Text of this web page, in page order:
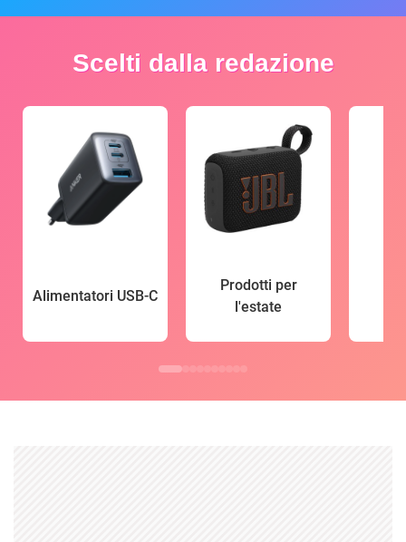
Scelti dalla redazione
Alimentatori USB-C
Prodotti per
l'estate